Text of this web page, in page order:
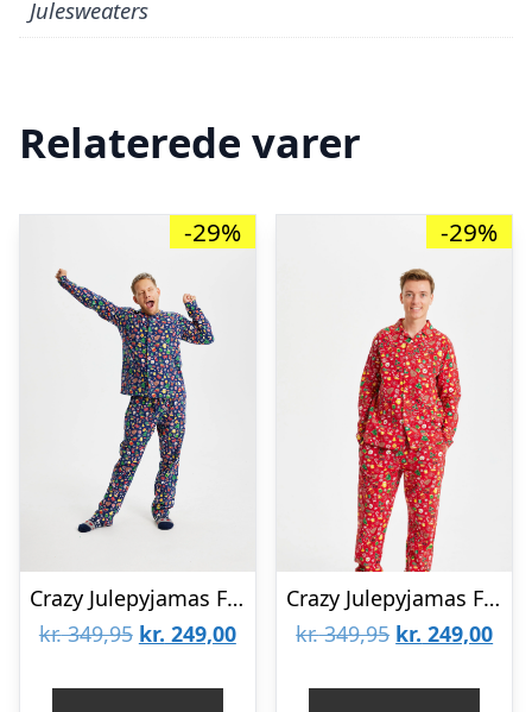
Julesweaters
Relaterede varer
-29%
Crazy Julepyjamas Flannel Navy – herre / mænd.
kr.349,95 Den
kr. 249,00Den
-29%
Crazy Julepyjamas Flannel Rød – herre / mænd.
kr.349,95 Den
kr. 249,00Den